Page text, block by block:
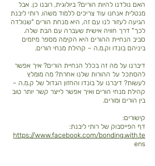
האם נולדנו להיות הורים? ביולוגית, רובנו כן. אבל
מנטלית אנחנו עוד צריכים ללמוד משהו. רותי ליבנת
הגיעה לעזור לנו עם זה, היא מנחת הורים "שנולדה
לכך" דרך חוויה אישית שעברה עם הבת שלה.
סביב הנחיית ההורים היא הקימה מספר מיזמים
ביניהם בונדו וק.מ.ה – קהילת מנחי הורים.
דיברנו על מה זה בכלל הנחיית הורים? איך אפשר
להסתכל על ההורות שלנו אחרת? מה מומלץ
לעשות? דיברנו על בונדו והחזון הגדול של ק.מ.ה –
קהילת מנחי הורים ואיך אפשר לייצר קשר יותר טוב
בין הורים ומורים.
קישורים:
דף הפייסבוק של רותי ליבנת:
https://www.facebook.com/bonding.with.te
ens